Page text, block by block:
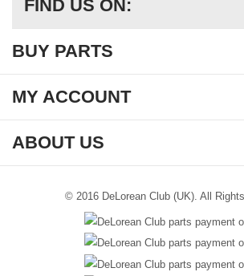
FIND US ON:
BUY PARTS
MY ACCOUNT
ABOUT US
© 2016 DeLorean Club (UK). All